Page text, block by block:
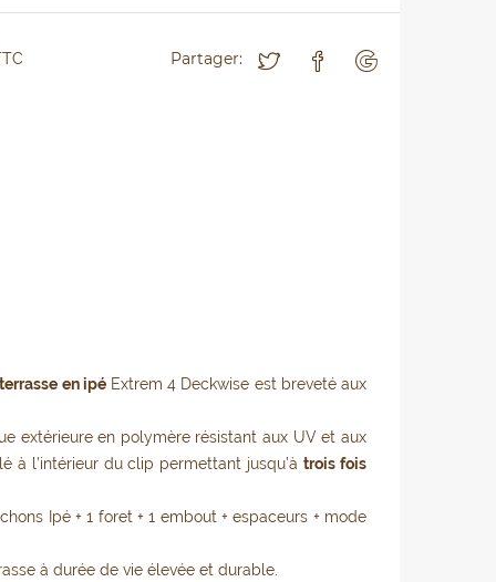
Partager:
en ipéExtrem 4 Deckwise est breveté aux
extérieure en polymère résistant aux UV et aux
à l’intérieur du clip permettant jusqu’àtrois fois
Ipé + 1 foret + 1 embout + espaceurs + mode
à durée de vie élevée et durable.